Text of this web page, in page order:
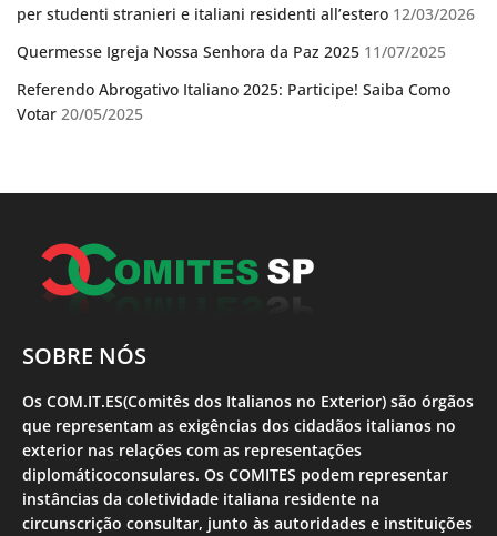
per studenti stranieri e italiani residenti all’estero 12/03/2026
Quermesse Igreja Nossa Senhora da Paz 2025 11/07/2025
Referendo Abrogativo Italiano 2025: Participe! Saiba Como
Votar 20/05/2025
SOBRE NÓS
Os COM.IT.ES(Comitês dos Italianos no Exterior) são órgãos
que representam as exigências dos cidadãos italianos no
exterior nas relações com as representações
diplomáticoconsulares. Os COMITES podem representar
instâncias da coletividade italiana residente na
circunscrição consultar, junto às autoridades e instituições